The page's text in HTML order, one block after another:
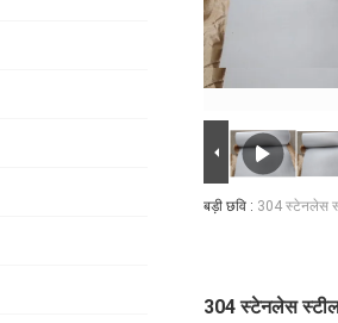
बड़ी छवि : 304 स्टेनलेस
304 स्टेनलेस